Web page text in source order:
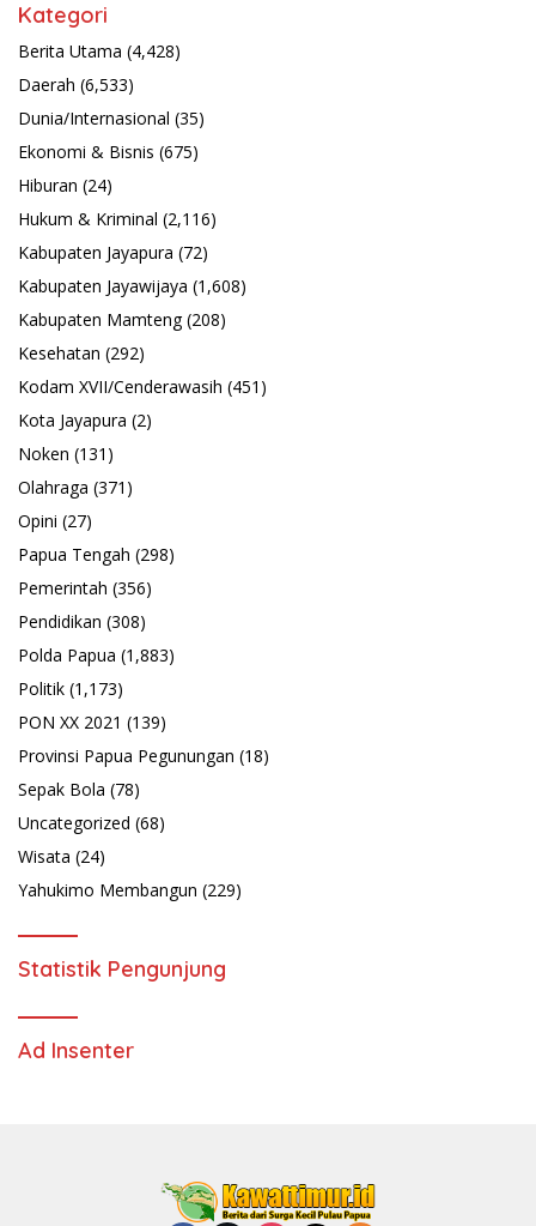
Kategori
Berita Utama (4,428)
Daerah (6,533)
Dunia/Internasional (35)
Ekonomi & Bisnis (675)
Hiburan (24)
Hukum & Kriminal (2,116)
Kabupaten Jayapura (72)
Kabupaten Jayawijaya (1,608)
Kabupaten Mamteng(208)
Kesehatan (292)
Kodam XVII/Cenderawasih (451)
Kota Jayapura (2)
Noken (131)
Olahraga (371)
Opini (27)
Papua Tengah (298)
Pemerintah (356)
Pendidikan (308)
Polda Papua (1,883)
Politik (1,173)
PON XX 2021 (139)
Provinsi Papua Pegunungan (18)
Sepak Bola (78)
Uncategorized (68)
Wisata (24)
Yahukimo Membangun (229)
Statistik Pengunjung
Ad Insenter